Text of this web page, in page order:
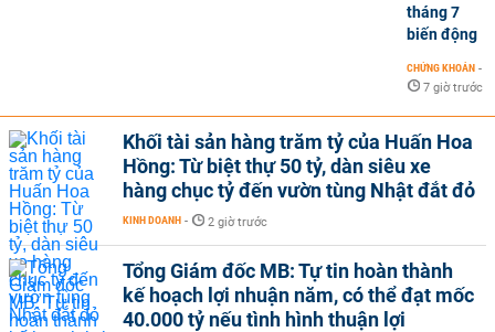
tháng 7
biến động
CHỨNG KHOÁN -
7 giờ trước
Khối tài sản hàng trăm tỷ của Huấn Hoa
Hồng: Từ biệt thự 50 tỷ, dàn siêu xe
hàng chục tỷ đến vườn tùng Nhật đắt đỏ
KINH DOANH - 2 giờ trước
Tổng Giám đốc MB: Tự tin hoàn thành
kế hoạch lợi nhuận năm, có thể đạt mốc
40.000 tỷ nếu tình hình thuận lợi